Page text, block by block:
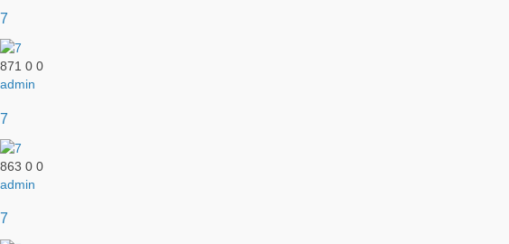
7
871 0 0
admin
7
863 0 0
admin
7